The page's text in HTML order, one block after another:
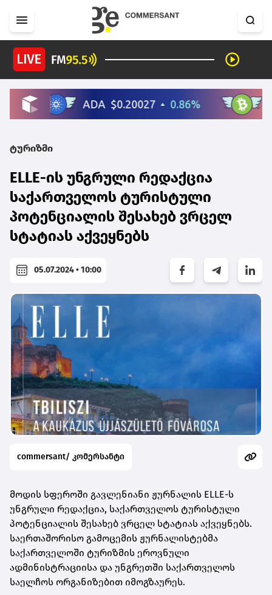
ტურიზმი
ELLE-ის უნგრული რედაქცია
საქართველოს ტურისტული
პოტენციალის შესახებ ვრცელ
სტატიას აქვეყნებს
05.07.2024 • 10:00
commersant/ კომერსანტი
მოდის სფეროში გავლენიანი ჟურნალის ELLE-ს
უნგრული რედაქცია, საქართველოს ტურისტული
პოტენციალის შესახებ ვრცელ სტატიას აქვეყნებს.
საერთაშორისო გამოცემის ჟურნალისტებმა
საქართველოში ტურიზმის ეროვნული
ადმინისტრაციისა და უნგრეთში საქართველოს
საელჩოს ორგანიზებით იმოგზაურეს.